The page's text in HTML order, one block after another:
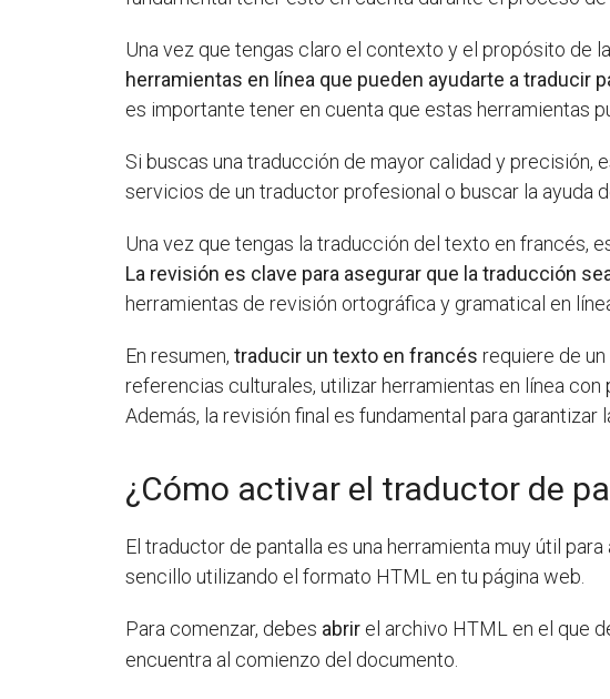
Una vez que tengas claro el contexto y el propósito de
herramientas en línea que pueden ayudarte a traducir
es importante tener en cuenta que estas herramientas
Si buscas una traducción de mayor calidad y precisión,
servicios de un traductor profesional o buscar la ayuda
Una vez que tengas la traducción del texto en francés,
La revisión es clave para asegurar que la traducción
herramientas de revisión ortográfica y gramatical en
En resumen,traducir un texto en francés requiere de
referencias culturales, utilizar herramientas en línea
Además, la revisión final es fundamental para
¿Cómo activar el traductor de
El traductor de pantalla es una herramienta muy útil
sencillo utilizando el formato HTML en tu página web.
Para comenzar, debes abrir el archivo HTML en el que
encuentra al comienzo del documento.